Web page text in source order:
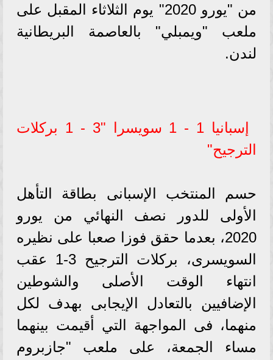
من "يورو 2020" يوم الثلاثاء المقبل على
ملعب "ويمبلي" بالعاصمة البريطانية
لندن.
إسبانيا 1 - 1 سويسرا "3 - 1 بركلات
الترجيح"
حسم المنتخب الإسبانى بطاقة التأهل
الأولى للدور نصف النهائي من يورو
2020، بعدما حقق فوزا صعبا على نظيره
السويسرى، بركلات الترجيح 3-1 عقب
انتهاء الوقت الأصلى والشوطين
الإضافيين بالتعادل الإيجابى بهدف لكل
منهما، فى المواجهة التي أقيمت بينهما
مساء الجمعة، على ملعب "جازبروم